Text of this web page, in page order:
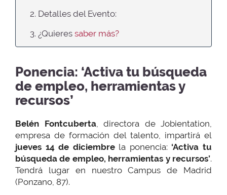
2. Detalles del Evento:
3. ¿Quieres saber más?
Ponencia: ‘Activa tu búsqueda
de empleo, herramientas y
recursos’
Belén Fontcuberta, directora de Jobientation,
empresa de formación del talento, impartirá el
jueves 14 de diciembrela ponencia: ‘Activa tu
búsqueda de empleo, herramientas y recursos’.
Tendrá lugar en nuestro Campus de Madrid
(Ponzano, 87).